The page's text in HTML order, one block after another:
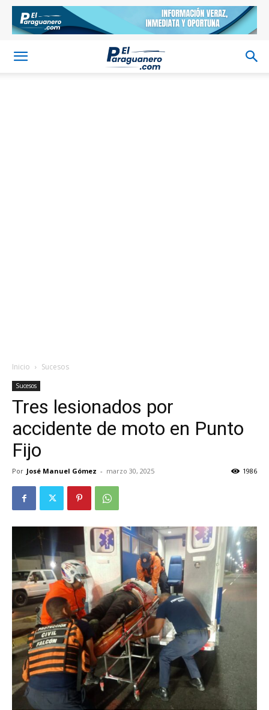
Inicio Sucesos
Sucesos
Tres lesionados por
accidente de moto en Punto
Fijo
Por José Manuel Gómez - marzo 30, 2025 1986